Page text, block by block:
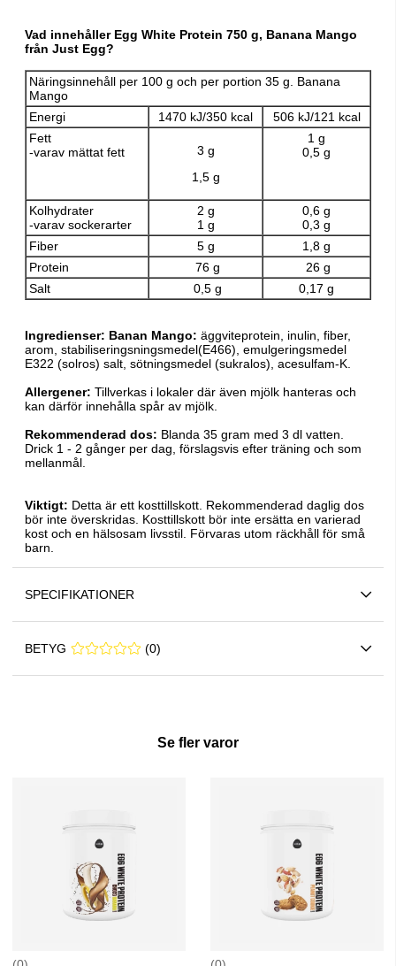
Vad innehåller Egg White Protein 750 g, Banana Mango
från Just Egg?
Näringsinnehåll per 100 g och per portion 35 g. Banana
Mango
Energi
1470 kJ/350 kcal
506 kJ/121 kcal
Fett
-varav mättat fett
3 g
1,5 g
1 g
0,5 g
Kolhydrater
-varav sockerarter
2 g
1 g
0,6 g
0,3 g
Fiber
5 g
1,8 g
Protein
76 g
26 g
Salt
0,5 g 0,17 g
Ingredienser: Banan Mango: äggviteprotein, inulin, fiber,
arom, stabiliseringsningsmedel(E466), emulgeringsmedel
E322 (solros) salt, sötningsmedel (sukralos), acesulfam-K.
Allergener: Tillverkas i lokaler där även mjölk hanteras och
kan därför innehålla spår av mjölk.
Rekommenderad dos: Blanda 35 gram med 3 dl vatten.
Drick 1 - 2 gånger per dag, förslagsvis efter träning och som
mellanmål.
Viktigt: Detta är ett kosttillskott. Rekommenderad daglig dos
bör inte överskridas. Kosttillskott bör inte ersätta en varierad
kost och en hälsosam livsstil. Förvaras utom räckhåll för små
barn.
SPECIFIKATIONER
BETYG 0 0 (0)
Se fler varor